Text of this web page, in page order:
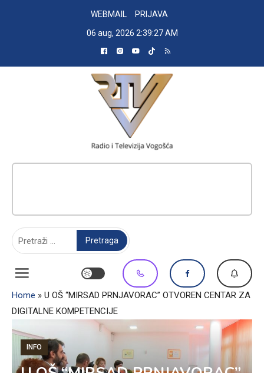
WEBMAIL
PRIJAVA
06 aug, 2026 2:39:28 AM
Home » U OŠ “MIRSAD PRNJAVORAC” OTVOREN CENTAR ZA
DIGITALNE KOMPETENCIJE
INFO